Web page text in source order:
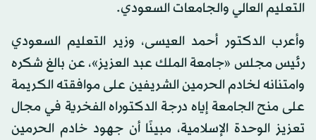
التعليم العالي والجامعات السعودي.
وأعرب الدكتور أحمد العيسى، وزير التعليم السعودي
رئيس مجلس «جامعة الملك عبد العزيز»، عن بالغ شكره
وامتنانه لخادم الحرمين الشريفين على موافقته الكريمة
على منح الجامعة إياه درجة الدكتوراه الفخرية في مجال
تعزيز الوحدة الإسلامية، مبينًا أن جهود خادم الحرمين